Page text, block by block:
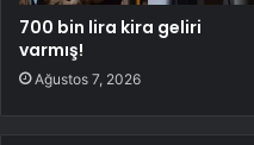
700 bin lira kira geliri
varmış!
Ağustos 7, 2026